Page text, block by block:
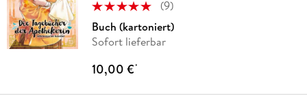
(9)
Buch (kartoniert)
Sofort lieferbar
10,00 €*